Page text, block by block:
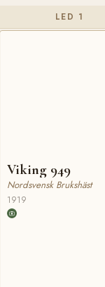
LED 1
Viking 949
Nordsvensk Brukshäst
1919